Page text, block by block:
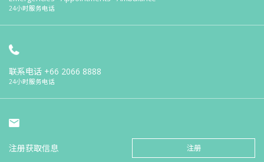
24小时服务电话
联系电话 +66 2066 8888
24小时服务电话
注册获取信息 注册